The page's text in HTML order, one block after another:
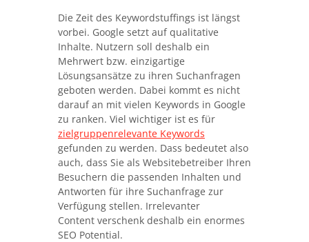
Die Zeit des Keywordstuffings ist längst
vorbei. Google setzt auf qualitative
Inhalte. Nutzern soll deshalb ein
Mehrwert bzw. einzigartige
Lösungsansätze zu ihren Suchanfragen
geboten werden. Dabei kommt es nicht
darauf an mit vielen Keywords in Google
zu ranken. Viel wichtiger ist es für
zielgruppenrelevante Keywords
gefunden zu werden. Dass bedeutet also
auch, dass Sie als Websitebetreiber Ihren
Besuchern die passenden Inhalten und
Antworten für ihre Suchanfrage zur
Verfügung stellen. Irrelevanter
Content verschenk deshalb ein enormes
SEO Potential.